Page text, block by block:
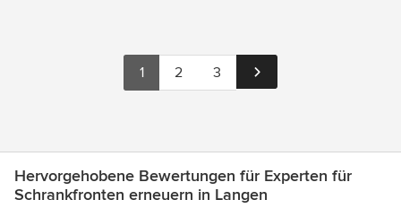
1 2 3
Hervorgehobene Bewertungen für Experten für
Schrankfronten erneuern in Langen